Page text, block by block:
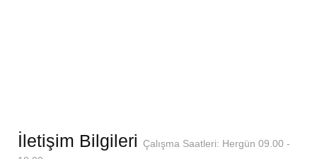
İletişim Bilgileri Çalışma Saatleri: Hergün 09.00 -